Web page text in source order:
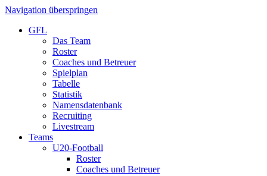
Navigation überspringen
GFL
Das Team
Roster
Coaches und Betreuer
Spielplan
Tabelle
Statistik
Namensdatenbank
Recruiting
Livestream
Teams
U20-Football
Roster
Coaches und Betreuer